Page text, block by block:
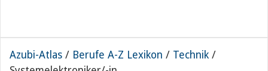
Azubi-Atlas / Berufe A-Z Lexikon / Technik /